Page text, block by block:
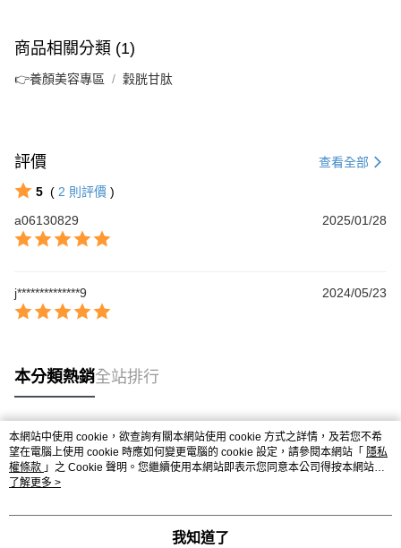
商品相關分類 (1)
👉養顏美容專區 穀胱甘肽
評價 查看全部
5 ( 2 則評價 )
a06130829
2025/01/28
j**************9 2024/05/23
本分類熱銷全站排行
熱門標籤
本網站中使用 cookie，欲查詢有關本網站使用 cookie 方式之詳情，及若您不希
望在電腦上使用 cookie 時應如何變更電腦的 cookie 設定，請參閱本網站「 隱私
權條款 」之 Cookie 聲明。您繼續使用本網站即表示您同意本公司得按本網站使
用條款之 Cookie 聲明使用 cookie。
了解更多 >
我知道了